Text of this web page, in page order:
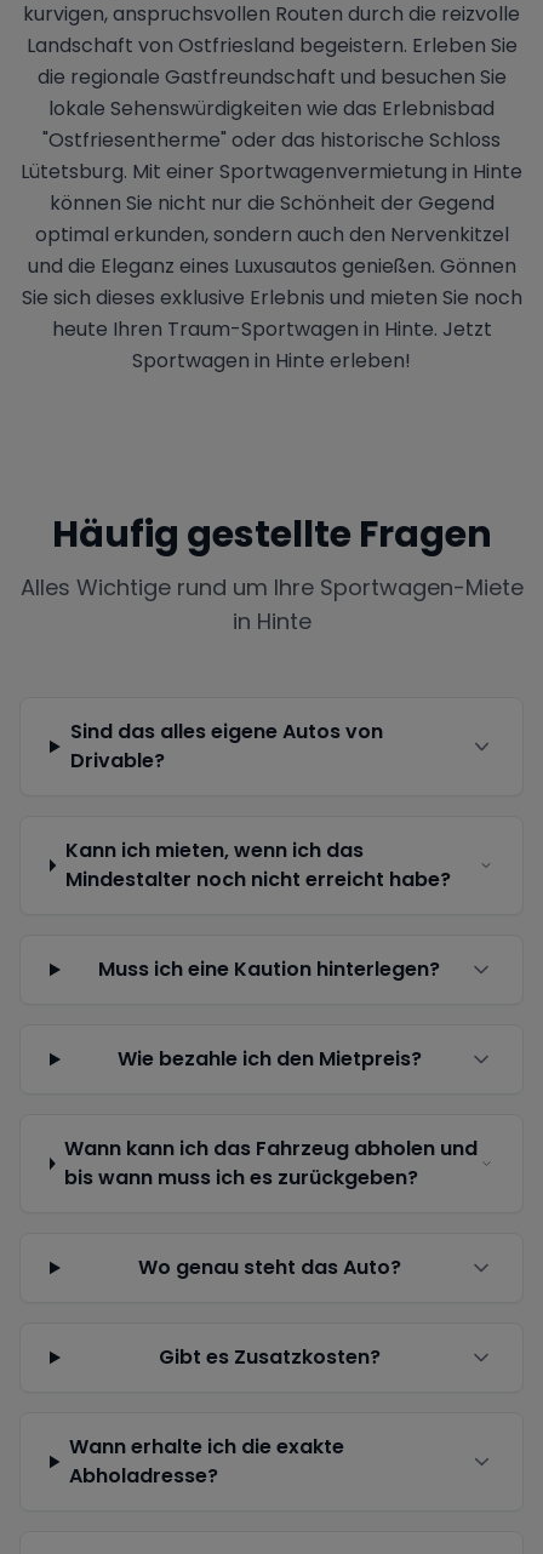
kurvigen, anspruchsvollen Routen durch die reizvolle
Landschaft von Ostfriesland begeistern. Erleben Sie
die regionale Gastfreundschaft und besuchen Sie
lokale Sehenswürdigkeiten wie das Erlebnisbad
"Ostfriesentherme" oder das historische Schloss
Lütetsburg. Mit einer Sportwagenvermietung in Hinte
können Sie nicht nur die Schönheit der Gegend
optimal erkunden, sondern auch den Nervenkitzel
und die Eleganz eines Luxusautos genießen. Gönnen
Sie sich dieses exklusive Erlebnis und mieten Sie noch
heute Ihren Traum-Sportwagen in Hinte. Jetzt
Sportwagen in Hinte erleben!
Häufig gestellte Fragen
Alles Wichtige rund um Ihre Sportwagen-Miete
in Hinte
Sind das alles eigene Autos von
Drivable?
Kann ich mieten, wenn ich das
Mindestalter noch nicht erreicht habe?
Muss ich eine Kaution hinterlegen?
Wie bezahle ich den Mietpreis?
Wann kann ich das Fahrzeug abholen und
bis wann muss ich es zurückgeben?
Wo genau steht das Auto?
Gibt es Zusatzkosten?
Wann erhalte ich die exakte
Abholadresse?